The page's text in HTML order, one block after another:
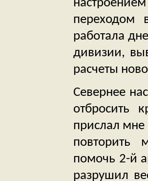
переходом
работала
дивизии,
расчеты
Севернее
отбросить
прислал
повторить
помочь 2-й
разрушил